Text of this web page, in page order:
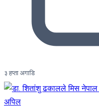
३ हप्ता अगाडि